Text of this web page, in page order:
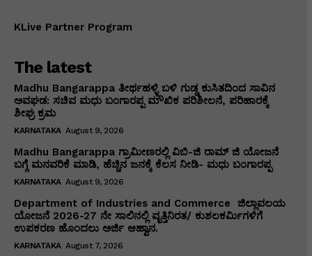
KLive Partner Program
The latest
Madhu Bangarappa ತೀರ್ಥಹಳ್ಳಿ ಬಳಿ ಗುಡ್ಡ ಕುಸಿತದಿಂದ ಸಾವಿನ
ಅವಘಡ: ಸಚಿವ ಮಧು ಬಂಗಾರಪ್ಪ ಮೌಖಿಕ ಪರಿಶೀಲನೆ, ಪರಿಹಾರಕ್ಕೆ
ಶೀಘ್ರ ಕ್ರಮ
KARNATAKA August 9, 2026
Madhu Bangarappa ಗ್ರಾಮೀಣರಲ್ಲಿ ವಿಬಿ-ಜಿ ರಾಮ್ ಜಿ ಯೋಜನೆ
ಬಗ್ಗೆ ಮನವರಿಕೆ ಮಾಡಿ, ಹೆಚ್ಚಿನ ಜನಕ್ಕೆ ಕೆಲಸ ನೀಡಿ- ಮಧು ಬಂಗಾರಪ್ಪ
KARNATAKA August 9, 2026
Department of Industries and Commerce ಜಿಲ್ಲಾವಲಯ
ಯೋಜನೆ 2026-27 ನೇ ಸಾಲಿನಲ್ಲಿ ವೃತ್ತಿನಿರತ/ ಕುಶಲಕರ್ಮಿಗಳಿಗೆ
ಉಪಕರಣ ಹೊಂದಲು ಅರ್ಜಿ ಆಹ್ವಾನ.
KARNATAKA August 7, 2026